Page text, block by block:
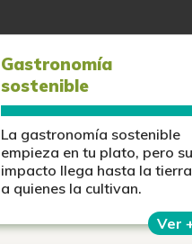
Gastronomía
sostenible
La gastronomía sostenible
empieza en tu plato, pero su
impacto llega hasta la
a quienes la cultivan.
Ver